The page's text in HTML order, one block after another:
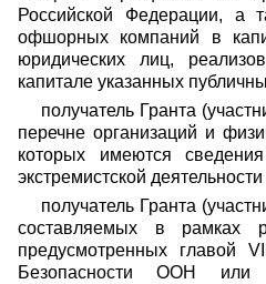
Российской Федерации, а
офшорных компаний в
юридических лиц,
капитале указанных
получатель Гранта
перечне организаций и
которых имеются
экстремистской
получатель Гранта
составляемых в рамках
предусмотренных главой
Безопасности ООН или